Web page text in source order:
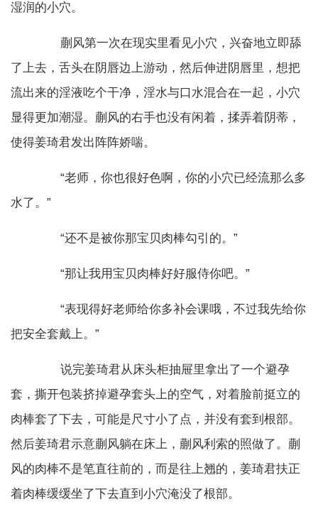
湿润的小穴。
蒯风第一次在现实里看见小穴，兴奋地立即舔
了上去，舌头在阴唇边上游动，然后伸进阴唇里，想把
流出来的淫液吃个干净，淫水与口水混合在一起，小穴
显得更加潮湿。蒯风的右手也没有闲着，揉弄着阴蒂，
使得姜琦君发出阵阵娇喘。
“老师，你也很好色啊，你的小穴已经流那么多
水了。”
“还不是被你那宝贝肉棒勾引的。”
“那让我用宝贝肉棒好好服侍你吧。”
“表现得好老师给你多补会课哦，不过我先给你
把安全套戴上。”
说完姜琦君从床头柜抽屉里拿出了一个避孕
套，撕开包装挤掉避孕套头上的空气，对着脸前挺立的
肉棒套了下去，可能是尺寸小了点，并没有套到根部。
然后姜琦君示意蒯风躺在床上，蒯风利索的照做了。蒯
风的肉棒不是笔直往前的，而是往上翘的，姜琦君扶正
着肉棒缓缓坐了下去直到小穴淹没了根部。